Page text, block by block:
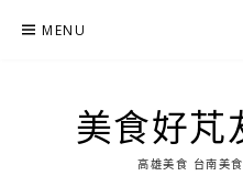
MENU
美食好芃
高雄美食 台南美